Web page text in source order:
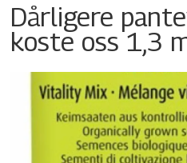
Dårligere
koste oss 1,3